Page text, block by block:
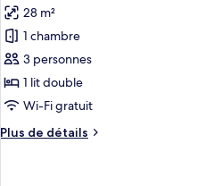
photos
pour
ce
type
de
chambre :
Suite
28 m²
1 chambre
3 personnes
1 lit double
Wi-Fi gratuit
Plus de détails
Plus